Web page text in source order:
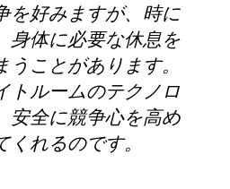
を好みますが、時に
身体に必要な休息を
うことがあります。
トルームのテクノロ
安全に競争心を高め
くれるのです。